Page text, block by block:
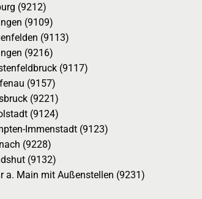
(9212)
(9109)
(9113)
(9216)
(9117)
(9157)
(9221)
(9124)
Immenstadt (9123)
(9228)
(9132)
a. Main mit Außenstellen (9231)